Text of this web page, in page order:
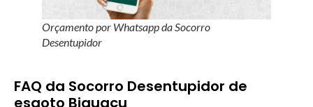
Orçamento por Whatsapp da Socorro
Desentupidor
FAQ da Socorro Desentupidor de
esgoto Biguaçu